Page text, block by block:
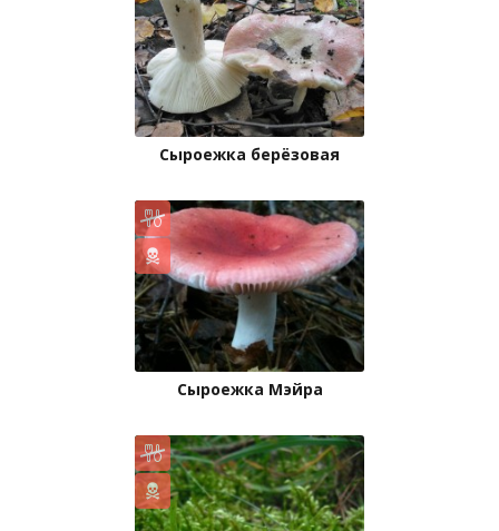
Сыроежка берёзовая
Сыроежка Мэйра